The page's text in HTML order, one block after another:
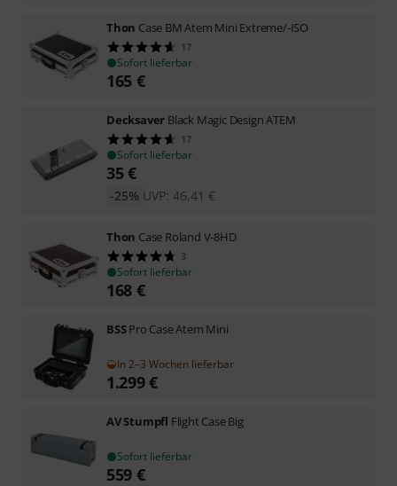
Thon Case BM Atem Mini Extreme/-ISO
17
Sofort lieferbar
165 €
Decksaver Black Magic Design ATEM
17
Sofort lieferbar
35€
UVP: 46,41 €
-25%
Thon Case Roland V-8HD
3
Sofort lieferbar
168 €
BSSPro Case Atem Mini
In 2–3 Wochen lieferbar
1.299€
AV Stumpfl Flight Case Big
Sofort lieferbar
559 €